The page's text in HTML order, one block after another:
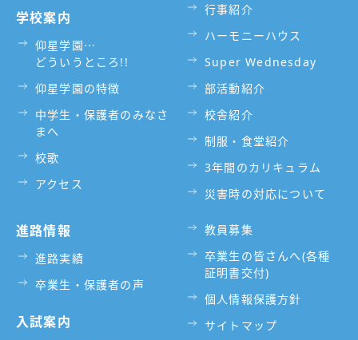
学校案内
仰星学園⋯
どういうところ!!
仰星学園の特徴
中学生・保護者のみなさ
まへ
校歌
アクセス
行事紹介
ハーモニーハウス
Super Wednesday
部活動紹介
校舎紹介
制服・食堂紹介
3年間のカリキュラム
災害時の対応について
進路情報
進路実績
卒業生・保護者の声
入試案内
教員募集
卒業生の皆さんへ(各種
証明書交付)
個人情報保護方針
サイトマップ